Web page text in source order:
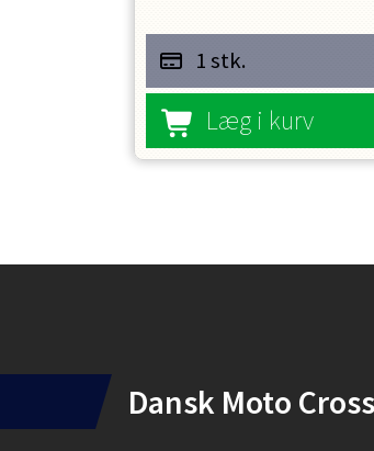
Læg i kurv
1 stk.
Dansk Moto